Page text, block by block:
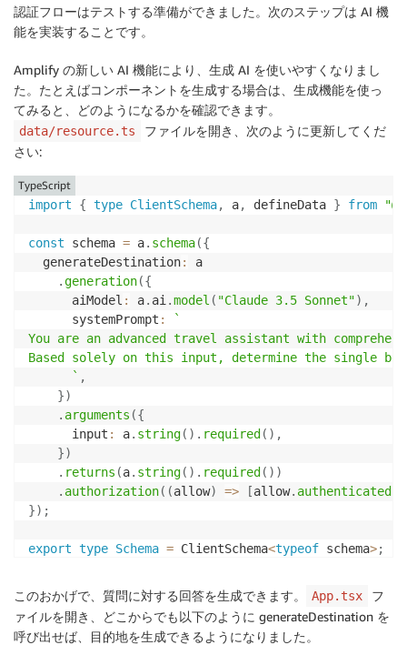
</View>
</ KeyboardAvoidingView
</Authenticator >
< /Authenticator . Provider >
) ;
認証フローはテストする準備ができました。次のステップは AI 機
能を実装することです。
Amplify の新しい AI 機能により、生成 AI を使いやすくなりまし
た。たとえばコンポーネントを生成する場合は、生成機能を使っ
てみると、どのようになるかを確認できます。
data/resource.ts
ファイルを開き、次のように更新してくだ
さい:
import { type ClientSchema, a, defineData } from
const schema = a. schema({
  generateDestination
:
a
.generation({
      aiModel
: a. ai .model ( "Claude 3.5 Sonnet") ,
      systemPrompt
:
`
You are an advanced travel assistant with
Based solely on this input, determine the single
` ,
})
. arguments ({
      input
: a. string( ) . required ( ) ,
})
. returns (a. string( ) . required ( ) )
. authorization( (allow) => [allow. authenticated
}) ;
export type Schema = ClientSchema<typeof schema>;
const data defineData
  schema
,
  authorizationModes
: {
    defaultAuthorizationMode
: "userPool"
TypeScript
このおかげで、質問に対する回答を生成できます。 App.tsx
フ
ァイルを開き、どこからでも以下のように generateDestination を
呼び出せば、目的地を生成できるようになりました。